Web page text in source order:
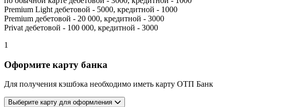
Premium Light дебетовой - 5000, кредитной - 1000
Premium дебетовой - 20 000, кредитной - 3000
Privat дебетовой - 100 000, кредитной - 3000
1
Оформите карту банка
Для получения кэшбэка необходимо иметь карту ОТП Банк
Выберите карту для оформления